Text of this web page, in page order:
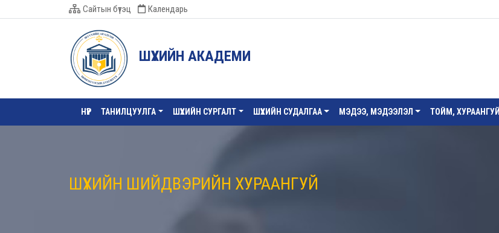
Сайтын бүтэц Календарь
ШҮҮХИЙН АКАДЕМИ
НҮҮР ТАНИЛЦУУЛГА ШҮҮХИЙН СУРГАЛТ ШҮҮХИЙН СУДАЛГАА МЭДЭЭ, МЭДЭЭЛЭЛ ТОЙМ, ХУРААНГУЙ
ШҮҮХИЙН ШИЙДВЭРИЙН ХУРААНГУЙ